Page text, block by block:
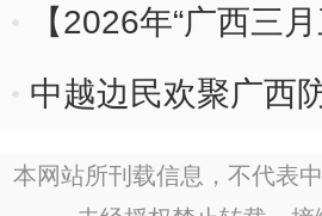
【2026年“广西三
里醉春光
中越边民欢聚广西
本网站所刊载信息，不代表